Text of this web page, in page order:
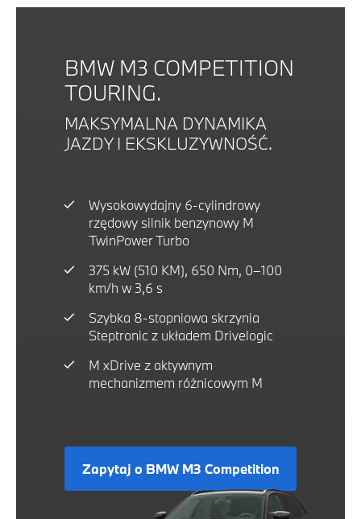
BMW M3 COMPETITION
TOURING.
MAKSYMALNA DYNAMIKA
JAZDY I EKSKLUZYWNOŚĆ.
Wysokowydajny 6-cylindrowy
rzędowy silnik benzynowy M
TwinPower Turbo
375 kW (510 KM), 650 Nm, 0–100
km/h w 3,6 s
Szybka 8-stopniowa skrzynia
Steptronic z układem Drivelogic
M xDrive z aktywnym
mechanizmem różnicowym M
Zapytaj o BMW M3 Competition